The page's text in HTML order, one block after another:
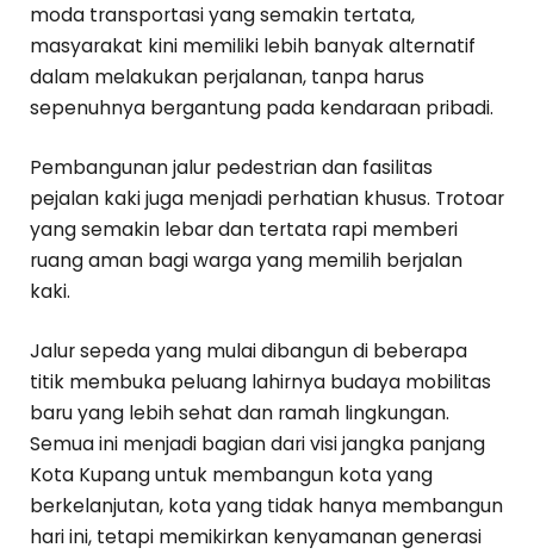
moda transportasi yang semakin tertata,
masyarakat kini memiliki lebih banyak alternatif
dalam melakukan perjalanan, tanpa harus
sepenuhnya bergantung pada kendaraan pribadi.
Pembangunan jalur pedestrian dan fasilitas
pejalan kaki juga menjadi perhatian khusus. Trotoar
yang semakin lebar dan tertata rapi memberi
ruang aman bagi warga yang memilih berjalan
kaki.
Jalur sepeda yang mulai dibangun di beberapa
titik membuka peluang lahirnya budaya mobilitas
baru yang lebih sehat dan ramah lingkungan.
Semua ini menjadi bagian dari visi jangka panjang
Kota Kupang untuk membangun kota yang
berkelanjutan, kota yang tidak hanya membangun
hari ini, tetapi memikirkan kenyamanan generasi